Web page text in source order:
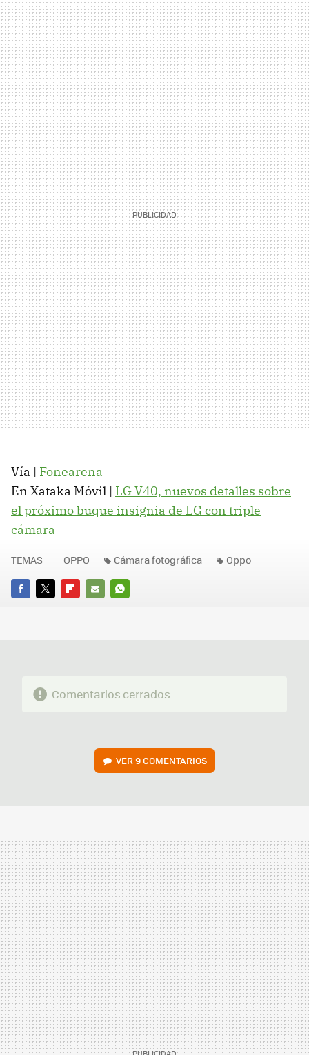
Vía | Fonearena
En Xataka Móvil | LG V40, nuevos detalles sobre
el próximo buque insignia de LG con triple
cámara
FACEBOOK
TWITTERFLIPBOARD
E-
WHATSAPP
TEMAS OPPO Cámara fotográfica Oppo
Comentarios cerrados
VER9 COMENTARIOS